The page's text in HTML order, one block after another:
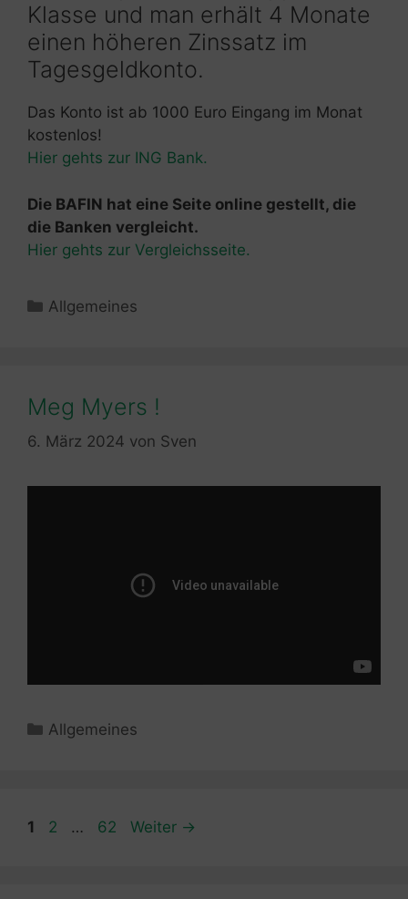
Klasse und man erhält 4 Monate
einen höheren Zinssatz im
Tagesgeldkonto.
Das Konto ist ab 1000 Euro Eingang im Monat
kostenlos!
Hier gehts zur ING Bank.
Die BAFIN hat eine Seite online gestellt, die
die Banken vergleicht.
Hier gehts zur Vergleichsseite.
Kategorien
Allgemeines
Meg Myers !
6. März 2024 von Sven
Kategorien
Allgemeines
Seite
1 Seite
2 … Seite
62 Weiter →